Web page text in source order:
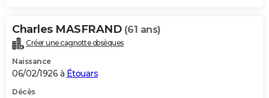
Charles MASFRAND (61 ans)
Créer une cagnotte obsèques
Naissance
06/02/1926 à Étouars
Décès